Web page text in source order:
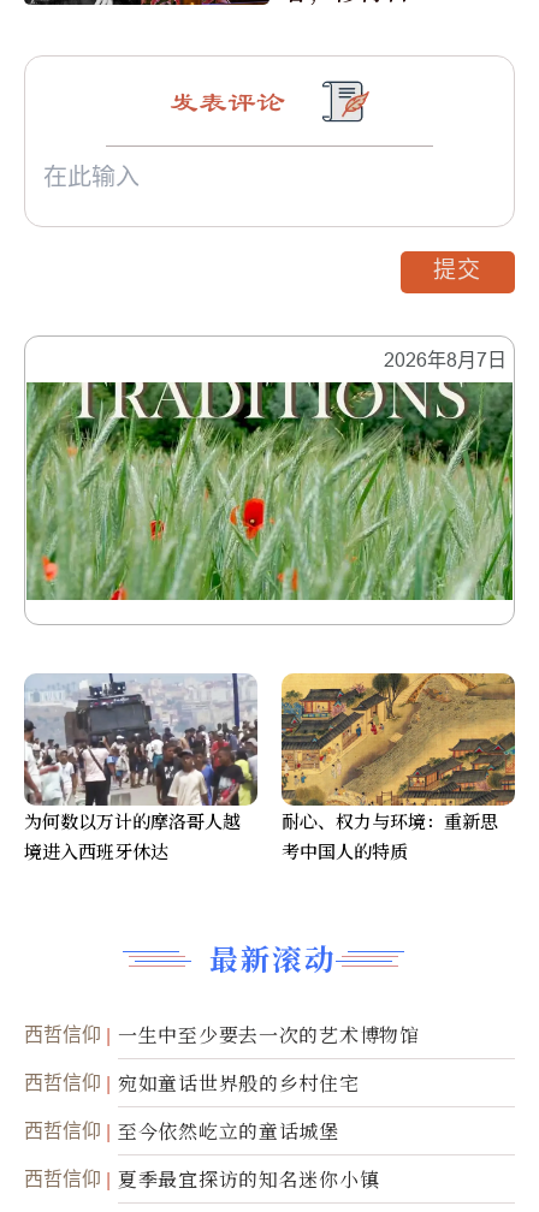
2026年8月7日
最新滚动
西哲信仰 一生中至少要去一次的艺术博物馆
西哲信仰 宛如童话世界般的乡村住宅
西哲信仰 至今依然屹立的童话城堡
西哲信仰 夏季最宜探访的知名迷你小镇
发表评论
提交
为何数以万计的摩洛哥人越
境进入西班牙休达
耐心、权力与环境：重新思
考中国人的特质